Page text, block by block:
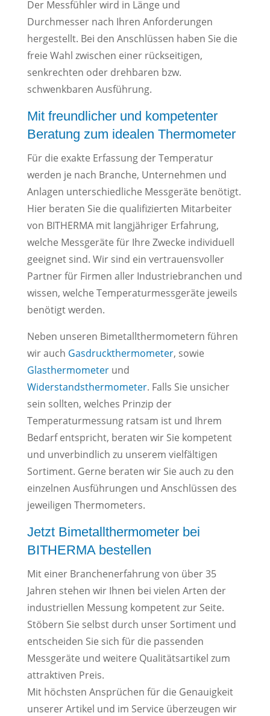
Der Messfühler wird in Länge und
Durchmesser nach Ihren Anforderungen
hergestellt. Bei den Anschlüssen haben Sie die
freie Wahl zwischen einer rückseitigen,
senkrechten oder drehbaren bzw.
schwenkbaren Ausführung.
Mit freundlicher und kompetenter
Beratung zum idealen Thermometer
Für die exakte Erfassung der Temperatur
werden je nach Branche, Unternehmen und
Anlagen unterschiedliche Messgeräte benötigt.
Hier beraten Sie die qualifizierten Mitarbeiter
von BITHERMA mit langjähriger Erfahrung,
welche Messgeräte für Ihre Zwecke individuell
geeignet sind. Wir sind ein vertrauensvoller
Partner für Firmen aller Industriebranchen und
wissen, welche Temperaturmessgeräte jeweils
benötigt werden.
Neben unseren Bimetallthermometern führen
wir auch Gasdruckthermometer, sowie
Glasthermometerund
Widerstandsthermometer. Falls Sie unsicher
sein sollten, welches Prinzip der
Temperaturmessung ratsam ist und Ihrem
Bedarf entspricht, beraten wir Sie kompetent
und unverbindlich zu unserem vielfältigen
Sortiment. Gerne beraten wir Sie auch zu den
einzelnen Ausführungen und Anschlüssen des
jeweiligen Thermometers.
Jetzt Bimetallthermometer bei
BITHERMA bestellen
Mit einer Branchenerfahrung von über 35
Jahren stehen wir Ihnen bei vielen Arten der
industriellen Messung kompetent zur Seite.
Stöbern Sie selbst durch unser Sortiment und
entscheiden Sie sich für die passenden
Messgeräte und weitere Qualitätsartikel zum
attraktiven Preis.
Mit höchsten Ansprüchen für die Genauigkeit
unserer Artikel und im Service überzeugen wir